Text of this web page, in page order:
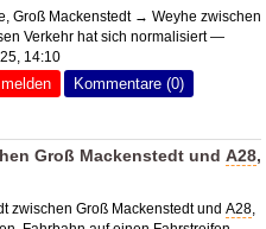
Groß Mackenstedt → Weyhe zwischen
Verkehr hat sich normalisiert —
14:10
Kommentare (0)
Groß Mackenstedt undA28,
zwischen Groß Mackenstedt undA28,